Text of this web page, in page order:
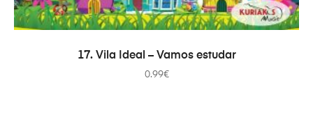
AÑADIR AL CARRITO
17. Vila Ideal – Vamos estudar
0.99€